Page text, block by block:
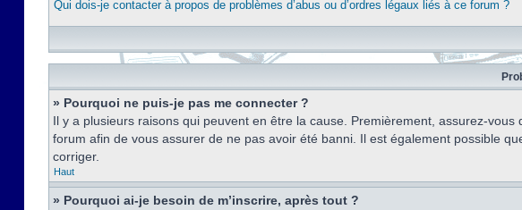
Qui dois-je contacter à propos de problèmes d’abus ou d’ordres légaux liés à ce forum ?
» Pourquoi ne puis-je pas me connecter ?
Il y a plusieurs raisons qui peuvent en être la cause. Premièrement, assurez-
forum afin de vous assurer de ne pas avoir été banni. Il est également possible
corriger.
Haut
» Pourquoi ai-je besoin de m’inscrire, après tout ?